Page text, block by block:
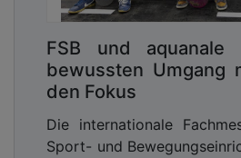
FSB und aquanale
bewussten Umgang
den Fokus
Die internationale
Sport- und